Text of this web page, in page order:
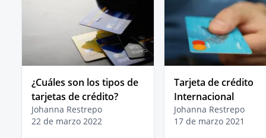
¿Cuáles son los tipos de
tarjetas de crédito?
Johanna Restrepo
22 de marzo 2022
Tarjeta de crédito
Internacional
Johanna Restrepo
17 de marzo 2021